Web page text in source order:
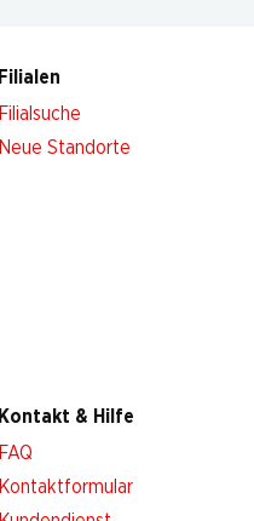
Filialen
Filialsuche
Neue Standorte
Kontakt & Hilfe
FAQ
Kontaktformular